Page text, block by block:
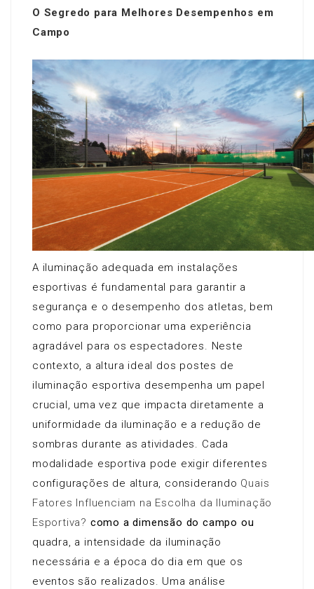
O Segredo para Melhores Desempenhos em
Campo
A iluminação adequada em instalações
esportivas é fundamental para garantir a
segurança e o desempenho dos atletas, bem
como para proporcionar uma experiência
agradável para os espectadores. Neste
contexto, a altura ideal dos postes de
iluminação esportiva desempenha um papel
crucial, uma vez que impacta diretamente a
uniformidade da iluminação e a redução de
sombras durante as atividades. Cada
modalidade esportiva pode exigir diferentes
configurações de altura, considerando Quais
Fatores Influenciam na Escolha da Iluminação
Esportiva? como a dimensão do campo ou
quadra, a intensidade da iluminação
necessária e a época do dia em que os
eventos são realizados. Uma análise